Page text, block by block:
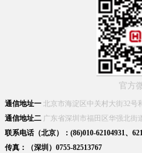
官方
通信地址一 北京市海淀区中关村大街32号
通信地址二 广东省深圳市福田区华强北街
联系电话（北京）：(86)010-62104931、
传真：（深圳）0755-82513767